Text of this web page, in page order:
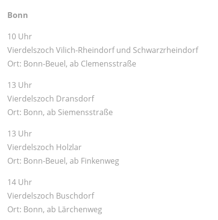
Bonn
10 Uhr
Vierdelszoch Vilich-Rheindorf und Schwarzrheindorf
Ort: Bonn-Beuel, ab Clemensstraße
13 Uhr
Vierdelszoch Dransdorf
Ort: Bonn, ab Siemensstraße
13 Uhr
Vierdelszoch Holzlar
Ort: Bonn-Beuel, ab Finkenweg
14 Uhr
Vierdelszoch Buschdorf
Ort: Bonn, ab Lärchenweg